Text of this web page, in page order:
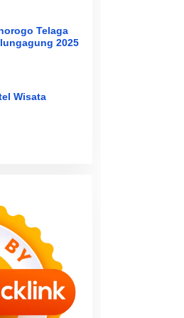
Telaga
2025
Wisata